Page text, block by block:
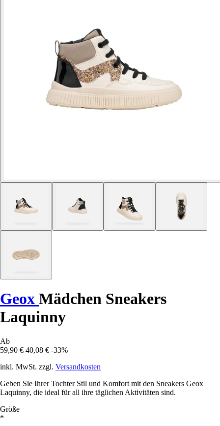
Geox Mädchen Sneakers
Laquinny
Ab
59,90 € 40,08 € -33%
inkl. MwSt. zzgl. Versandkosten
Geben Sie Ihrer Tochter Stil und Komfort mit den Sneakers Geox
Laquinny, die ideal für all ihre täglichen Aktivitäten sind.
Größe
*